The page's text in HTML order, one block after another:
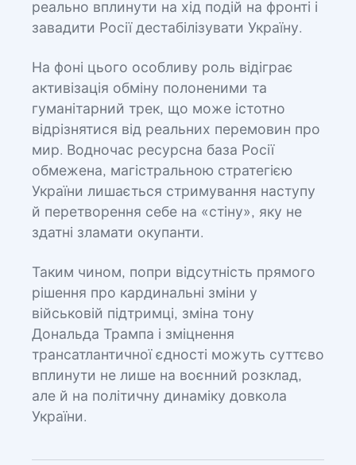
реально вплинути на хід подій на фронті і
завадити Росії дестабілізувати Україну.
На фоні цього особливу роль відіграє
активізація обміну полоненими та
гуманітарний трек, що може істотно
відрізнятися від реальних перемовин про
мир. Водночас ресурсна база Росії
обмежена, магістральною стратегією
України лишається стримування наступу
й перетворення себе на «стіну», яку не
здатні зламати окупанти.
Таким чином, попри відсутність прямого
рішення про кардинальні зміни у
військовій підтримці, зміна тону
Дональда Трампа і зміцнення
трансатлантичної єдності можуть суттєво
вплинути не лише на воєнний розклад,
але й на політичну динаміку довкола
України.